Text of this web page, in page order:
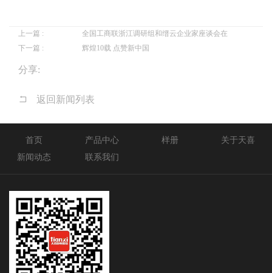
上一篇 :
全国工商联浙江调研组和缙云企业家座谈会在
下一篇 :
辉煌10载 点赞新中国
分享:
返回新闻列表
首页 产品中心 样册
关于天喜
新闻动态
联系我们